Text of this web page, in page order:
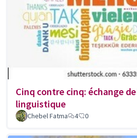
Cinq contre cinq: échange
linguistique
Chebel Fatma 4 0